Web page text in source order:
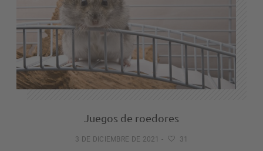
Juegos de roedores
3 DE DICIEMBRE DE 2021 - 31